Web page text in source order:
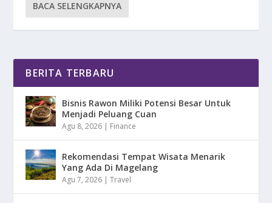
BACA SELENGKAPNYA
BERITA TERBARU
Bisnis Rawon Miliki Potensi Besar Untuk
Menjadi Peluang Cuan
Agu 8, 2026 | Finance
Rekomendasi Tempat Wisata Menarik
Yang Ada Di Magelang
Agu 7, 2026 |Travel